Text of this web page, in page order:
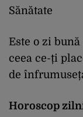
Sănătate
Este o zi
ceea ce-ți
de
Horoscop